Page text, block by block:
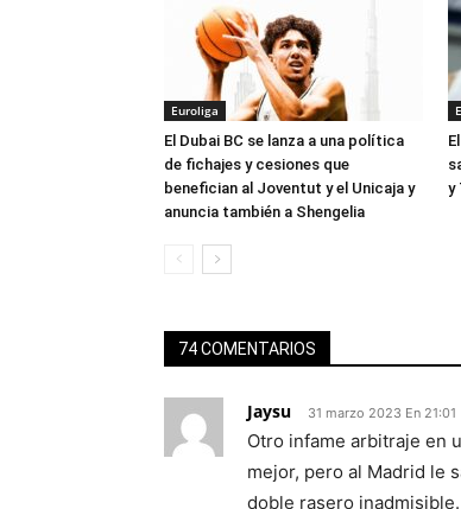
Euroliga
El Dubai BC se lanza a una política
de fichajes y cesiones que
benefician al Joventut y el Unicaja y
anuncia también a Shengelia
y
74 COMENTARIOS
Jaysu 31 marzo 2023 En 21:01
Otro infame arbitraje en
mejor, pero al Madrid le
doble rasero